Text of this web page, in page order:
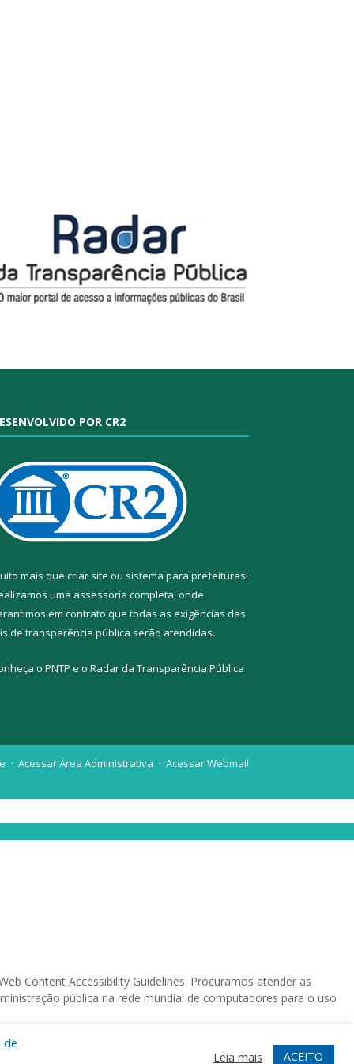
POR CR2
mais que criar site ou sistema para prefeituras!
uma assessoria completa, onde
em contrato que todas as exigências das
de transparência pública serão atendidas.
o PNTP e o Radar da Transparência Pública
Acessar Área Administrativa Acessar Webmail
de
Leia mais ACEITO
Content Accessibility Guidelines. Procuramos atender as
pública na rede mundial de computadores para o uso
operacional destinado deficientes visuais.